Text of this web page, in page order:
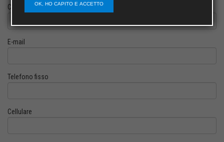
Cognome
E-mail
Telefono fisso
Cellulare
OK, HO CAPITO E ACCETTO